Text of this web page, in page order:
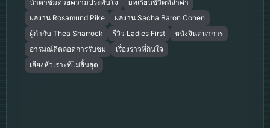
น้ำตาซึมด้วยความประทับใจ
บทเรียนชีวิตที่ล้ำค่า
ผลงาน Rosamund Pike
ผลงาน Sacha Baron Cohen
ผู้กำกับ Thea Sharrock
รีวิว Ladies First
หนังจินตนาการ
อารมณ์ดีตลอดการรับชม
เรื่องราวที่กินใจ
เสียงหัวเราะที่ไม่สิ้นสุด